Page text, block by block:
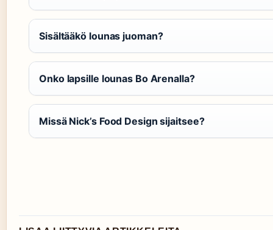
Sisältääkö lounas juoman?
Onko lapsille lounas Bo Arenalla?
Missä Nick’s Food Design sijaitsee?